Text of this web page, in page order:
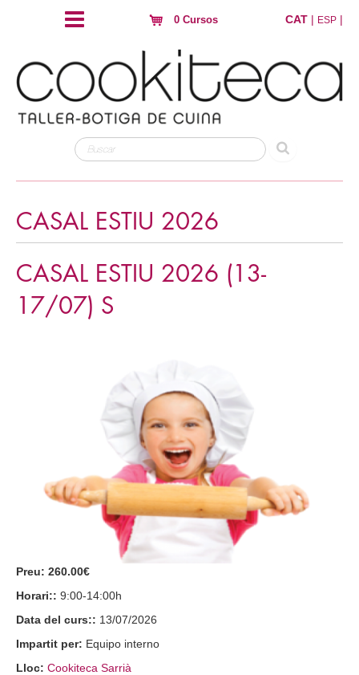
0 Cursos CAT | ESP |
CASAL ESTIU 2026
CASAL ESTIU 2026 (13-
17/07) S
Preu: 260.00€
Horari:: 9:00-14:00h
Data del curs:: 13/07/2026
Impartit per: Equipo interno
Lloc: Cookiteca Sarrià